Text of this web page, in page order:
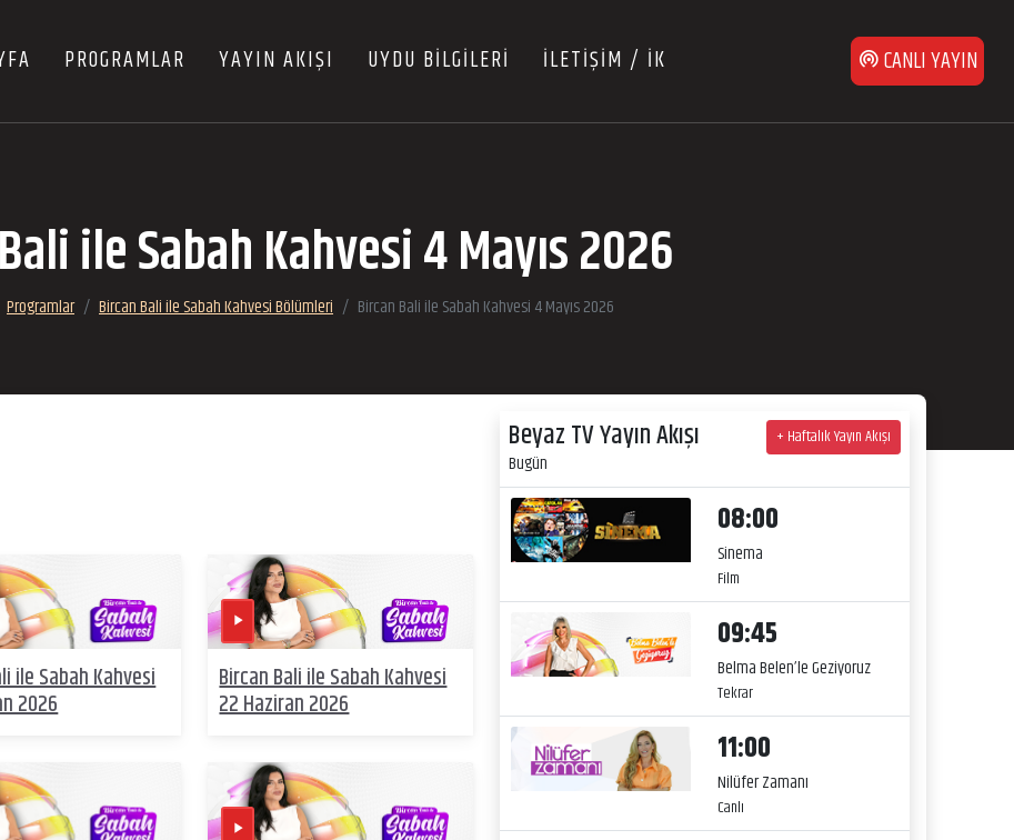
PROGRAMLAR YAYIN AKIŞI UYDU BİLGİLERİ İLETİŞİM / İK CANLI YAYIN
ile Sabah Kahvesi 4 Mayıs 2026
Programlar Bircan Bali ile Sabah Kahvesi Bölümleri Bircan Bali ile Sabah Kahvesi 4 Mayıs 2026
ile Sabah Kahvesi
2026
Bircan Bali ile Sabah Kahvesi
22 Haziran 2026
Beyaz TV Yayın Akışı
Bugün
+ Haftalık Yayın Akışı
08:00
Sinema
Film
09:45
Belma Belen’le Geziyoruz
Tekrar
11:00
Nilüfer Zamanı
Canlı